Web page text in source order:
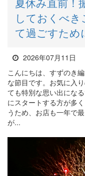
しておくべき
て過ごすため
2026年07月11日
こんにちは、すずのき
な節目です。お気に入
ても特別な思い出にな
にスタートする方が多
うため、お店も一年で
が...